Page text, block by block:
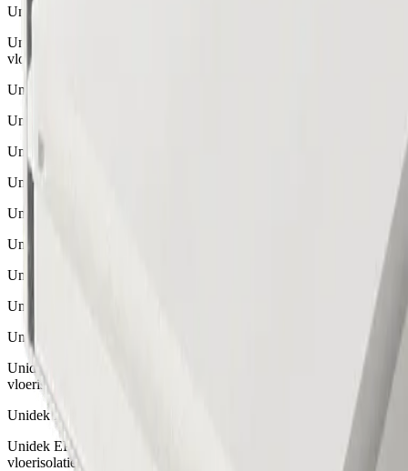
Unidek EPS 250 Sponning
Unidek EPS 250 Sponning is een eenvoudig aan te brengen
vloerisolatie
Unidek Platinum EPS 100
Unidek Platinum EPS isolatieplaten
Unidek Platinum EPS 150
Unidek Platinum EPS isolatieplaten
Unidek Platinum EPS 60
Unidek Platinum EPS isolatieplaten
Unidek EPS 200
Unidek EPS isolatieplaten
Unidek EPS 150 Sponning
Unidek EPS 150 Sponning is een eenvoudig aan te brengen
vloerisolatie
Unidek EPS 200 Sponning
Unidek EPS 200 Sponning is een eenvoudig aan te brengen
vloerisolatie